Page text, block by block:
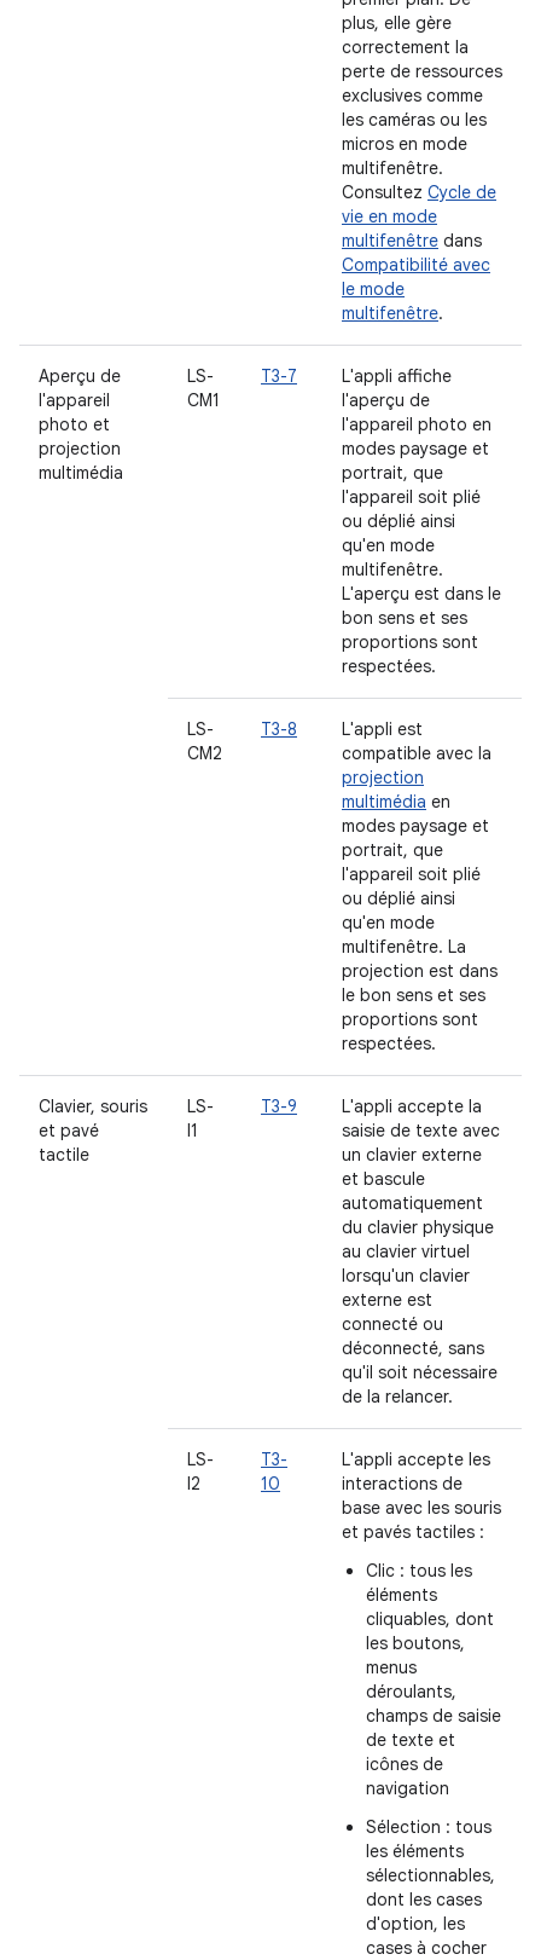
plus, elle gère
correctement la
perte de ressources
exclusives comme
les caméras ou les
micros en mode
multifenêtre.
Consultez Cycle de
vie en mode
multifenêtre dans
Compatibilité avec
le mode
multifenêtre.
Aperçu de
l'appareil
photo et
projection
multimédia
LS-
CM1
T3-7
L'appli affiche
l'aperçu de
l'appareil photo en
modes paysage et
portrait, que
l'appareil soit plié
ou déplié ainsi
qu'en mode
multifenêtre.
L'aperçu est dans le
bon sens et ses
proportions sont
respectées.
LS-
CM2
T3-8
L'appli est
compatible avec la
projection
multimédia en
modes paysage et
portrait, que
l'appareil soit plié
ou déplié ainsi
qu'en mode
multifenêtre. La
projection est dans
le bon sens et ses
proportions sont
respectées.
Clavier, souris
et pavé
tactile
LS-
I1
T3-9
L'appli accepte la
saisie de texte avec
un clavier externe
et bascule
automatiquement
du clavier physique
au clavier virtuel
lorsqu'un clavier
externe est
connecté ou
déconnecté, sans
qu'il soit nécessaire
de la relancer.
LS-
I2
T3-
10
L'appli accepte les
interactions de
base avec les souris
et pavés tactiles :
Clic : tous les
éléments
cliquables, dont
les boutons,
menus
déroulants,
champs de saisie
de texte et
icônes de
navigation
Sélection : tous
les éléments
sélectionnables,
dont les cases
d'option, les
cases à cocher